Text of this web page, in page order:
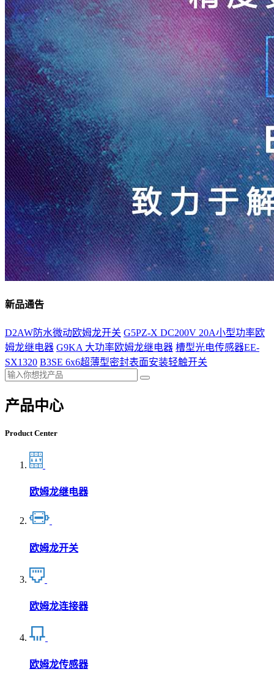
新品通告
D2AW防水微动欧姆龙开关 G5PZ-X DC200V 20A小型功率欧
姆龙继电器 G9KA 大功率欧姆龙继电器 槽型光电传感器EE-
SX1320 B3SE 6x6超薄型密封表面安装轻触开关
产品中心
Product Center
欧姆龙继电器
欧姆龙开关
欧姆龙连接器
欧姆龙传感器